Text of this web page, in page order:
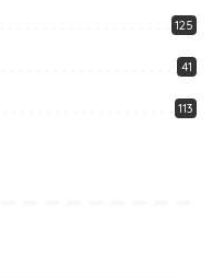
125
41
113